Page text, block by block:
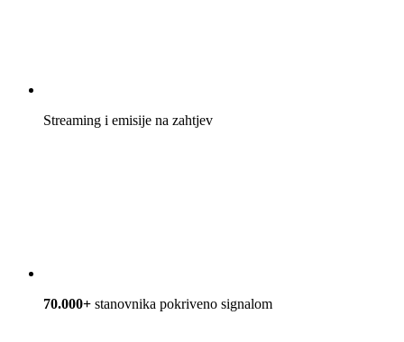
Streaming i emisije na zahtjev
70.000+ stanovnika pokriveno signalom